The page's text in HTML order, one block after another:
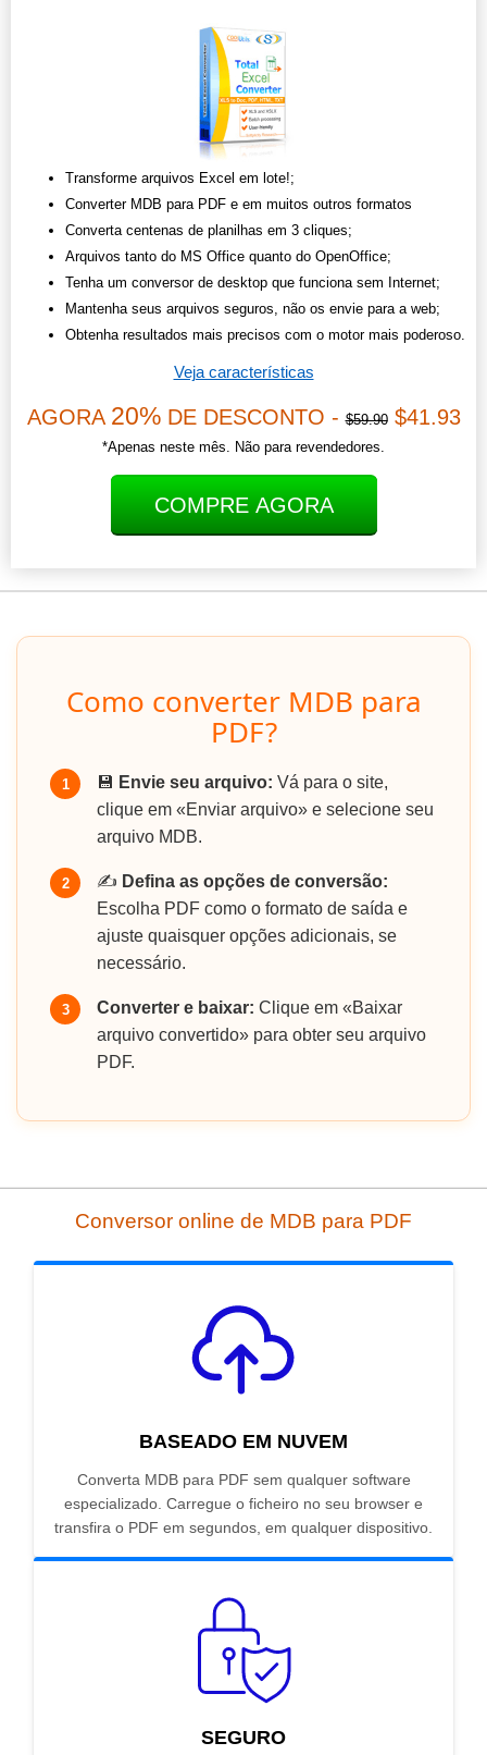
Transforme arquivos Excel em lote!;
Converter MDB para PDF e em muitos outros formatos
Converta centenas de planilhas em 3 cliques;
Arquivos tanto do MS Office quanto do OpenOffice;
Tenha um conversor de desktop que funciona sem Internet;
Mantenha seus arquivos seguros, não os envie para a web;
Obtenha resultados mais precisos com o motor mais poderoso.
Veja características
AGORA 20%DE DESCONTO -$59.90$41.93
*Apenas neste mês. Não para revendedores.
COMPRE AGORA
Como converter MDB para
PDF?
1 💾 Envie seu arquivo: Vá para o site,
clique em «Enviar arquivo» e selecione seu
arquivo MDB.
2 ✍️ Defina as opções de conversão:
Escolha PDF como o formato de saída e
ajuste quaisquer opções adicionais, se
necessário.
3 Converter e baixar: Clique em «Baixar
arquivo convertido» para obter seu arquivo
PDF.
Conversor online de MDB para PDF
BASEADO EM NUVEM
Converta MDB para PDF sem qualquer software
especializado. Carregue o ficheiro no seu browser e
transfira o PDF em segundos, em qualquer dispositivo.
SEGURO